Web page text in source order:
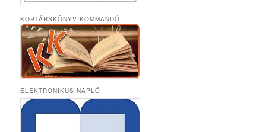
KORTÁRSKÖNYV-KOMMANDÓ
ELEKTRONIKUS NAPLÓ